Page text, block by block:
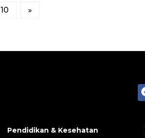
10 »
Pendidikan & Kesehatan